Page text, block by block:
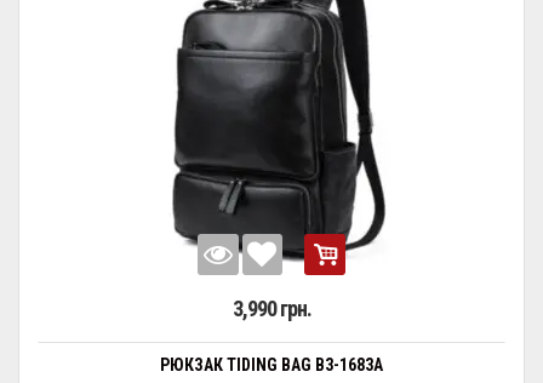
3,990 грн.
РЮКЗАК TIDING BAG B3-1683A